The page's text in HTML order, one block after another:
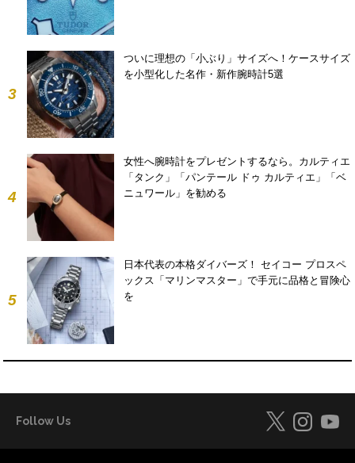
3
ついに理想の「小ぶり」サイズへ！ケースサイズ
を小型化した名作・新作腕時計5選
4
女性へ腕時計をプレゼントするなら。カルティエ
「タンク」「パンテール ドゥ カルティエ」「ベ
ニュワール」を勧める
5
日本代表の本格ダイバーズ！ セイコー プロスペ
ックス「マリンマスター」で手元に品格と冒険心
を
Follow Us